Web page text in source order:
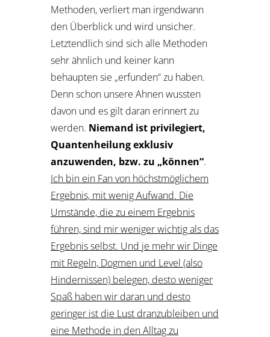
Methoden, verliert man irgendwann
den Überblick und wird unsicher.
Letztendlich sind sich alle Methoden
sehr ähnlich und keiner kann
behaupten sie „erfunden“ zu haben.
Denn schon unsere Ahnen wussten
davon und es gilt daran erinnert zu
werden. Niemand ist privilegiert,
Quantenheilung exklusiv
anzuwenden, bzw. zu „können“.
Ich bin ein Fan von höchstmöglichem
Ergebnis, mit wenig Aufwand. Die
Umstände, die zu einem Ergebnis
führen, sind mir weniger wichtig als das
Ergebnis selbst. Und je mehr wir Dinge
mit Regeln, Dogmen und Level (also
Hindernissen) belegen, desto weniger
Spaß haben wir daran und desto
geringer ist die Lust dranzubleiben und
eine Methode in den Alltag zu